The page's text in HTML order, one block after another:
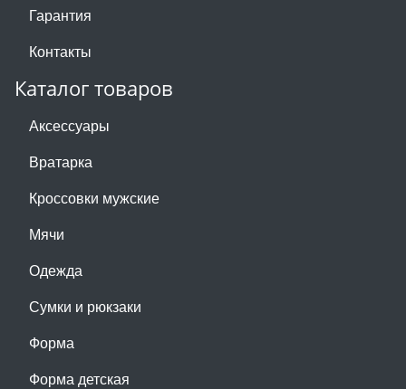
Гарантия
Контакты
Каталог товаров
Аксессуары
Вратарка
Кроссовки мужские
Мячи
Одежда
Сумки и рюкзаки
Форма
Форма детская